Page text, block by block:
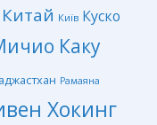
Китай Київ Куско
Каку
Рамаяна
Хокинг